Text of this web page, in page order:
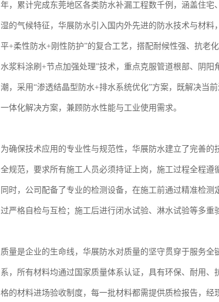
年，累计完成东莞地区各类防水补漏工程数千例，涵盖住
湿的气候特征，华展防水引入国内外先进的防水技术与材
平+柔性防水+刚性防护”的复合工艺，搭配耐候性强、抗老
水浆料涂刷+节点加强处理”技术，重点克服管道根部、阴
潮，采用“渗透结晶型防水+排水系统优化”方案，既解决当
一体化解决方案，兼顾防水性能与工业使用需求。
为确保技术应用的专业性与规范性，华展防水建立了完善
全规范，要求所有施工人员必须持证上岗，施工过程全程遵
同时，公司配备了专业的检测设备，在施工前通过精准检
过严格自检与互检；施工后进行闭水试验、淋水试验等多重
质量是企业的生命线，华展防水对质量的坚守贯穿于服务
系，所有材料均通过国家质量体系认证，具有环保、耐用
格的材料进场验收制度，每一批材料都需提供质检报告，经